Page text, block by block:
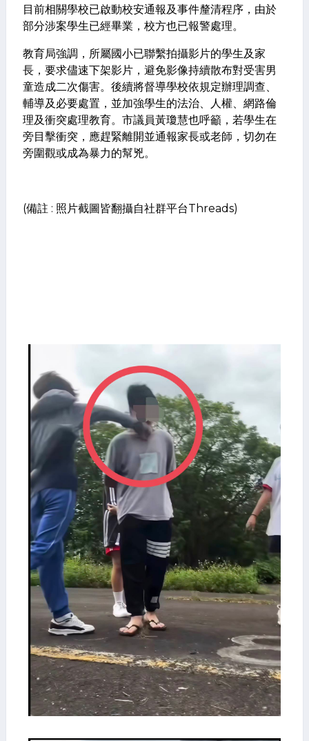
目前相關學校已啟動校安通報及事件釐清程序，由於
部分涉案學生已經畢業，校方也已報警處理。
教育局強調，所屬國小已聯繫拍攝影片的學生及家
長，要求儘速下架影片，避免影像持續散布對受害男
童造成二次傷害。後續將督導學校依規定辦理調查、
輔導及必要處置，並加強學生的法治、人權、網路倫
理及衝突處理教育。市議員黃瓊慧也呼籲，若學生在
旁目擊衝突，應趕緊離開並通報家長或老師，切勿在
旁圍觀或成為暴力的幫兇。
(備註 : 照片截圖皆翻攝自社群平台Threads)